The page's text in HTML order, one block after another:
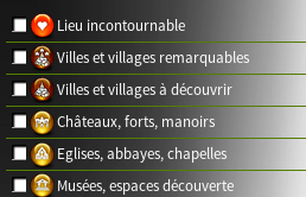
Lieu incontournable
Villes et villages remarquables
Villes et villages à découvrir
Châteaux, forts, manoirs
Eglises, abbayes, chapelles
Musées, espaces découverte